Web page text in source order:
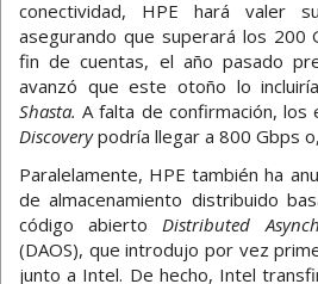
conectividad, HPE hará valer
asegurando que superará los 200
fin de cuentas, el año pasado
avanzó que este otoño lo
Shasta. A falta de confirmación, los
Discoverypodría llegar a 800 Gbps
Paralelamente, HPE también ha
de almacenamiento distribuido
código abierto Distributed
(DAOS), que introdujo por vez
junto a Intel. De hecho, Intel